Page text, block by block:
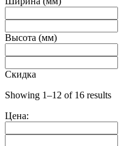
Высота (мм)
Скидка
Showing 1–12 of 16 results
Цена: